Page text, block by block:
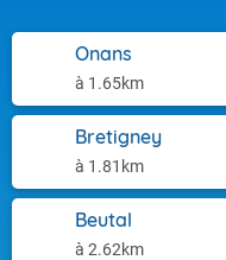
Onans
à 1.65km
Bretigney
à 1.81km
Beutal
à 2.62km